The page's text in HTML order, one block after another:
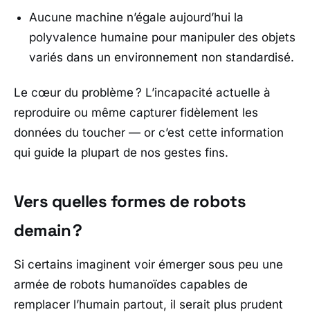
Aucune machine n’égale aujourd’hui la
polyvalence humaine pour manipuler des objets
variés dans un environnement non standardisé.
Le cœur du problème ? L’incapacité actuelle à
reproduire ou même capturer fidèlement les
données du toucher — or c’est cette information
qui guide la plupart de nos gestes fins.
Vers quelles formes de robots
demain ?
Si certains imaginent voir émerger sous peu une
armée de robots humanoïdes capables de
remplacer l’humain partout, il serait plus prudent